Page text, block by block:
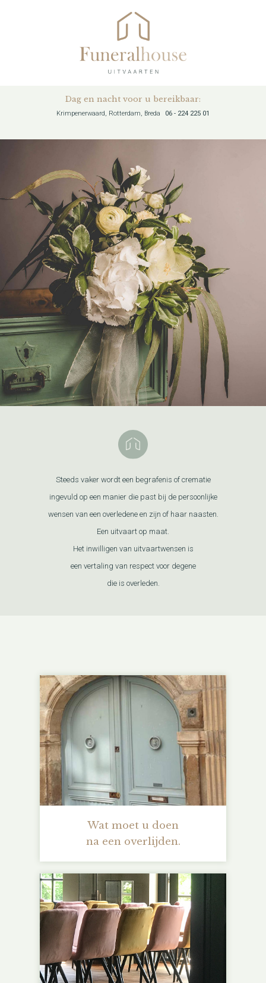
Dag en nacht voor u bereikbaar:
Krimpenerwaard, Rotterdam, Breda 06 - 224 225 01
Steeds vaker wordt een begrafenis of crematie
ingevuld op een manier die past bij de persoonlijke
wensen van een overledene en zijn of haar naasten.
Een uitvaart op maat.
Het inwilligen van uitvaartwensen is
een vertaling van respect voor degene
die is overleden.
Wat moet u doen
na een overlijden.